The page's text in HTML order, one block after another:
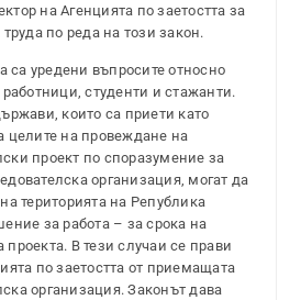
на Агенцията по заетостта за
по реда на този закон.
са уредени въпросите относно
работници, студенти и стажанти.
които са приети като
целите на провеждане на
проект по споразумение за
организация, могат да
територията на Република
за работа – за срока на
В тези случаи се прави
по заетостта от приемащата
организация. Законът дава